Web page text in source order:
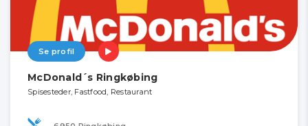
Se profil
McDonald´s Ringkøbing
Spisesteder, Fastfood, Restaurant